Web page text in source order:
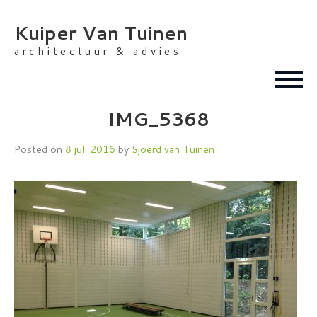
content
Kuiper Van Tuinen
architectuur & advies
IMG_5368
Posted on 8 juli 2016 by Sjoerd van Tuinen